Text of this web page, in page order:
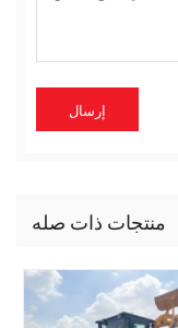
منتجات ذات صله